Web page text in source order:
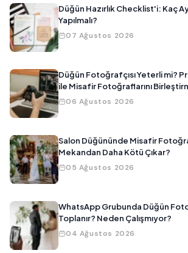
Düğün Hazırlık Checklist'i: Kaç
Yapılmalı?
07 Ağustos 2026
Düğün Fotoğrafçısı Yeterli mi?
ile Misafir Fotoğraflarını
06 Ağustos 2026
Salon Düğününde Misafir
Mekandan Daha Kötü Çıkar?
05 Ağustos 2026
WhatsApp Grubunda Düğün
Toplanır? Neden Çalışmıyor?
04 Ağustos 2026